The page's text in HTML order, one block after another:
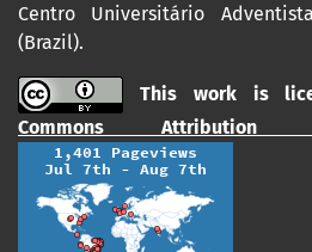
Centro Universitário
(Brazil).
This work is
Commons Attribution